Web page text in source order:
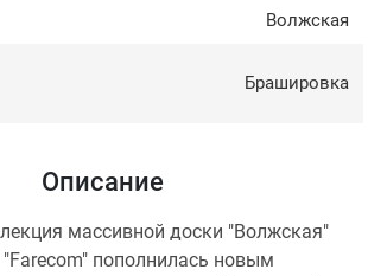
Волжская
Брашировка
Описание
массивной доски "Волжская"
пополнилась новым